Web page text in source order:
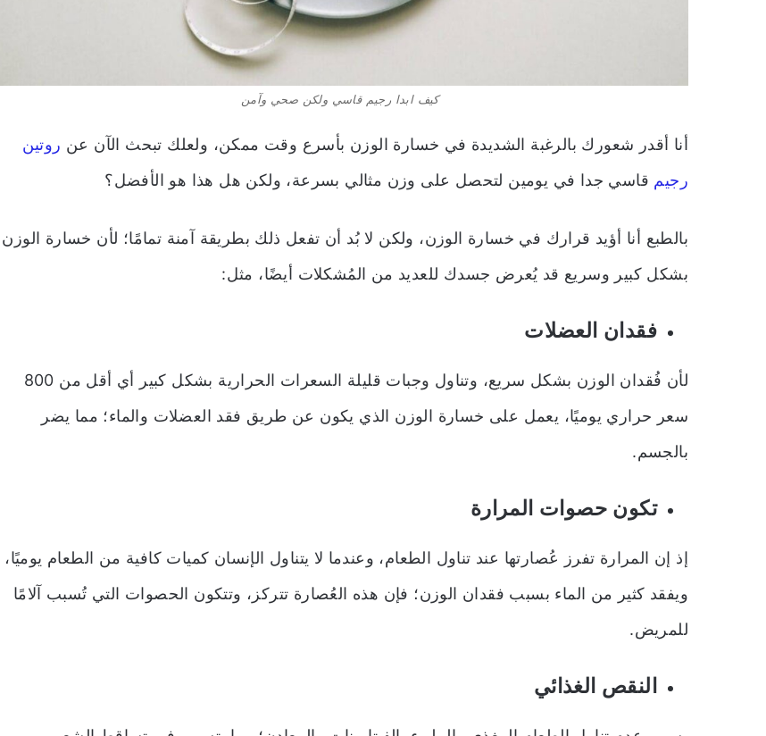
كيف ابدا رجيم قاسي ولكن صحي وآمن
أنا أقدر شعورك بالرغبة الشديدة في خسارة الوزن بأسرع وقت ممكن، ولعلك تبحث الآن عن روتين
رجيم قاسي جدا في يومين لتحصل على وزن مثالي بسرعة، ولكن هل هذا هو الأفضل؟
بالطبع أنا أؤيد قرارك في خسارة الوزن، ولكن لا بُد أن تفعل ذلك بطريقة آمنة تمامًا؛ لأن خسارة الوزن
بشكل كبير وسريع قد يُعرض جسدك للعديد من المُشكلات أيضًا، مثل:
فقدان العضلات
لأن فُقدان الوزن بشكل سريع، وتناول وجبات قليلة السعرات الحرارية بشكل كبير أي أقل من 800
سعر حراري يوميًا، يعمل على خسارة الوزن الذي يكون عن طريق فقد العضلات والماء؛ مما يضر
بالجسم.
تكون حصوات المرارة
إذ إن المرارة تفرز عُصارتها عند تناول الطعام، وعندما لا يتناول الإنسان كميات كافية من الطعام يوميًا،
ويفقد كثير من الماء بسبب فقدان الوزن؛ فإن هذه العُصارة تتركز، وتتكون الحصوات التي تُسبب آلامًا
للمريض.
النقص الغذائي